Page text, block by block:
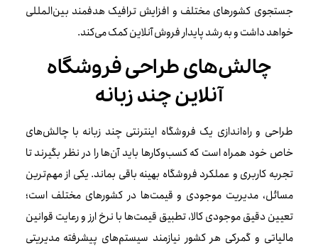
جستجوی کشورهای مختلف و افزایش ترافیک هدفمند بین‌المللی
خواهد داشت و به رشد پایدار فروش آنلاین کمک می‌کند.
چالش‌های طراحی فروشگاه
آنلاین چند زبانه
طراحی و راه‌اندازی یک فروشگاه اینترنتی چند زبانه با چالش‌های
خاص خود همراه است که کسب‌وکارها باید آن‌ها را در نظر بگیرند تا
تجربه کاربری و عملکرد فروشگاه بهینه باقی بماند. یکی از مهم‌ترین
مسائل، مدیریت موجودی و قیمت‌ها در کشورهای مختلف است؛
تعیین دقیق موجودی کالا، تطبیق قیمت‌ها با نرخ ارز و رعایت قوانین
مالیاتی و گمرکی هر کشور نیازمند سیستم‌های پیشرفته مدیریتی